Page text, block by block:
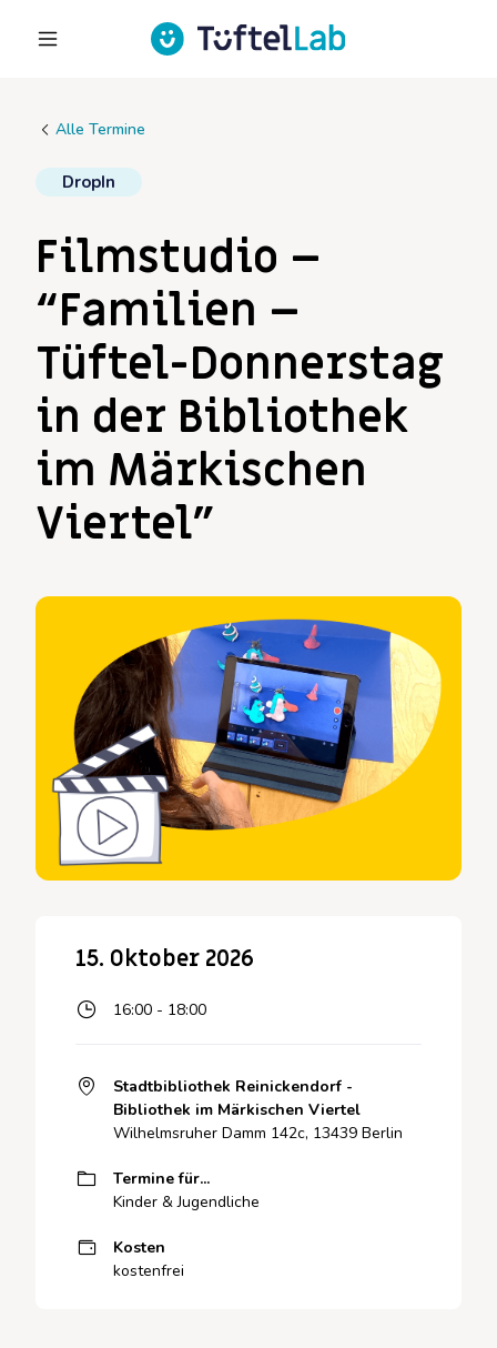
Alle Termine
DropIn
Filmstudio –
“Familien –
Tüftel-Donnerstag
in der Bibliothek
im Märkischen
Viertel”
15. Oktober 2026
16:00 - 18:00
Stadtbibliothek Reinickendorf -
Bibliothek im Märkischen Viertel
Wilhelmsruher Damm 142c, 13439 Berlin
Termine für...
Kinder & Jugendliche
Kosten
kostenfrei